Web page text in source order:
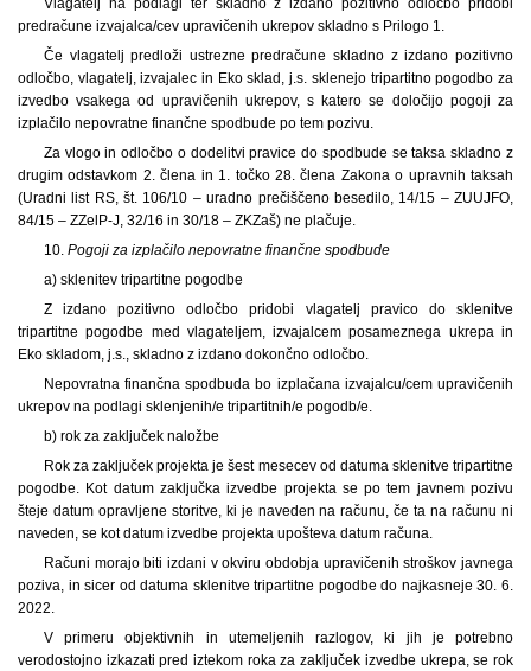
Vlagatelj na podlagi ter skladno z izdano pozitivno odločbo pridobi
predračune izvajalca/cev upravičenih ukrepov skladno s Prilogo 1.
Če vlagatelj predloži ustrezne predračune skladno z izdano pozitivno
odločbo, vlagatelj, izvajalec in Eko sklad, j.s. sklenejo tripartitno pogodbo za
izvedbo vsakega od upravičenih ukrepov, s katero se določijo pogoji za
izplačilo nepovratne finančne spodbude po tem pozivu.
Za vlogo in odločbo o dodelitvi pravice do spodbude se taksa skladno z
drugim odstavkom 2. člena in 1. točko 28. člena Zakona o upravnih taksah
(Uradni list RS, št. 106/10 – uradno prečiščeno besedilo, 14/15 – ZUUJFO,
84/15 – ZZelP-J, 32/16 in 30/18 – ZKZaš) ne plačuje.
10. Pogoji za izplačilo nepovratne finančne spodbude
a) sklenitev tripartitne pogodbe
Z izdano pozitivno odločbo pridobi vlagatelj pravico do sklenitve
tripartitne pogodbe med vlagateljem, izvajalcem posameznega ukrepa in
Eko skladom, j.s., skladno z izdano dokončno odločbo.
Nepovratna finančna spodbuda bo izplačana izvajalcu/cem upravičenih
ukrepov na podlagi sklenjenih/e tripartitnih/e pogodb/e.
b) rok za zaključek naložbe
Rok za zaključek projekta je šest mesecev od datuma sklenitve tripartitne
pogodbe. Kot datum zaključka izvedbe projekta se po tem javnem pozivu
šteje datum opravljene storitve, ki je naveden na računu, če ta na računu ni
naveden, se kot datum izvedbe projekta upošteva datum računa.
Računi morajo biti izdani v okviru obdobja upravičenih stroškov javnega
poziva, in sicer od datuma sklenitve tripartitne pogodbe do najkasneje 30. 6.
2022.
V primeru objektivnih in utemeljenih razlogov, ki jih je potrebno
verodostojno izkazati pred iztekom roka za zaključek izvedbe ukrepa, se rok